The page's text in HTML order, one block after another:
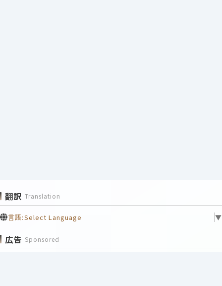
翻訳 Translation
言語:Select Language ▼
広告 Sponsored